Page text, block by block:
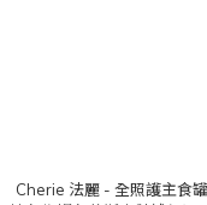
Cherie 法麗 - 全照護主食罐